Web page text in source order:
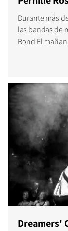
Durante más
las bandas de
Bond El
Dreamers'